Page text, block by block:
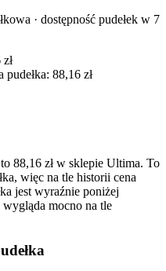
· dostępność pudełek w 7
pudełka: 88,16 zł
88,16 zł w sklepie Ultima. To
więc na tle historii cena
jest wyraźnie poniżej
mocno na tle